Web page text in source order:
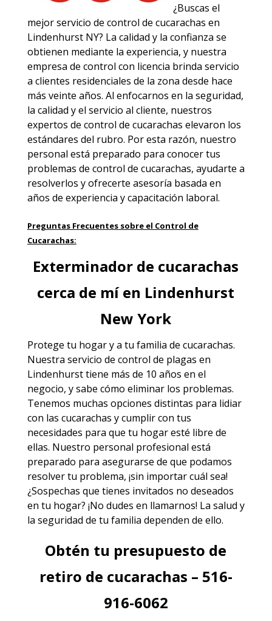
¿Buscas el
mejor servicio de control de cucarachas en
Lindenhurst NY? La calidad y la confianza se
obtienen mediante la experiencia, y nuestra
empresa de control con licencia brinda servicio
a clientes residenciales de la zona desde hace
más veinte años. Al enfocarnos en la seguridad,
la calidad y el servicio al cliente, nuestros
expertos de control de cucarachas elevaron los
estándares del rubro. Por esta razón, nuestro
personal está preparado para conocer tus
problemas de control de cucarachas, ayudarte a
resolverlos y ofrecerte asesoría basada en
años de experiencia y capacitación laboral.
Preguntas Frecuentes sobre el Control de
Cucarachas:
Exterminador de cucarachas
cerca de mí en Lindenhurst
New York
Protege tu hogar y a tu familia de cucarachas.
Nuestra servicio de control de plagas en
Lindenhursttiene más de 10 años en el
negocio, y sabe cómo eliminar los problemas.
Tenemos muchas opciones distintas para lidiar
con las cucarachas y cumplir con tus
necesidades para que tu hogar esté libre de
ellas. Nuestro personal profesional está
preparado para asegurarse de que podamos
resolver tu problema, ¡sin importar cuál sea!
¿Sospechas que tienes invitados no deseados
en tu hogar? ¡No dudes en llamarnos! La salud y
la seguridad de tu familia dependen de ello.
Obtén tu presupuesto de
retiro de cucarachas – 516-
916-6062